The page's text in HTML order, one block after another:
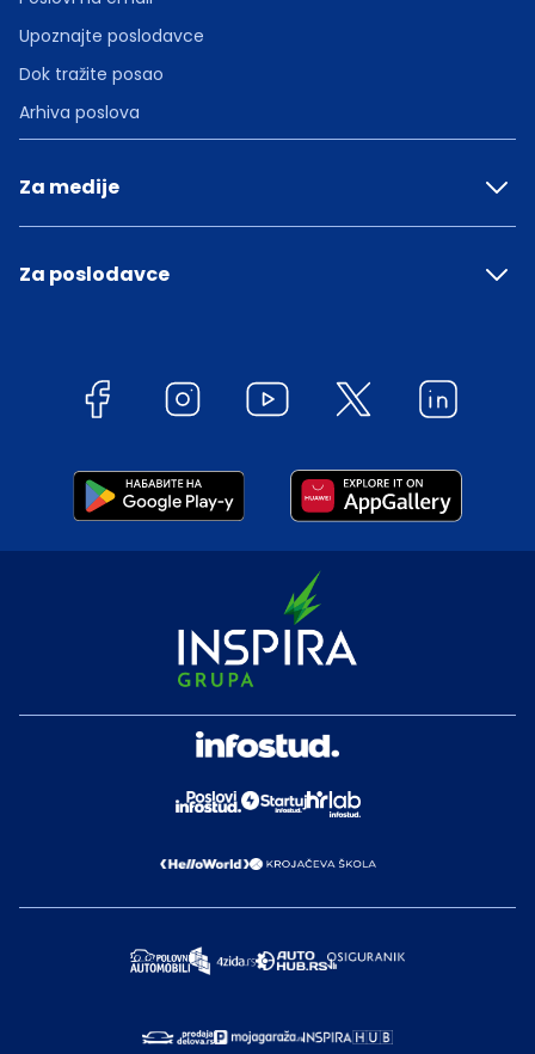
Upoznajte poslodavce
Dok tražite posao
Arhiva poslova
Za medije
Za poslodavce